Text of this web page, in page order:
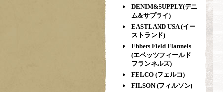
DENIM&SUPPLY(デニ
ム&サプライ)
EASTLAND USA (イー
ストランド)
Ebbets Field Flannels
(エベッツフィールド
フランネルズ)
FELCO (フェルコ)
FILSON (フィルソン)